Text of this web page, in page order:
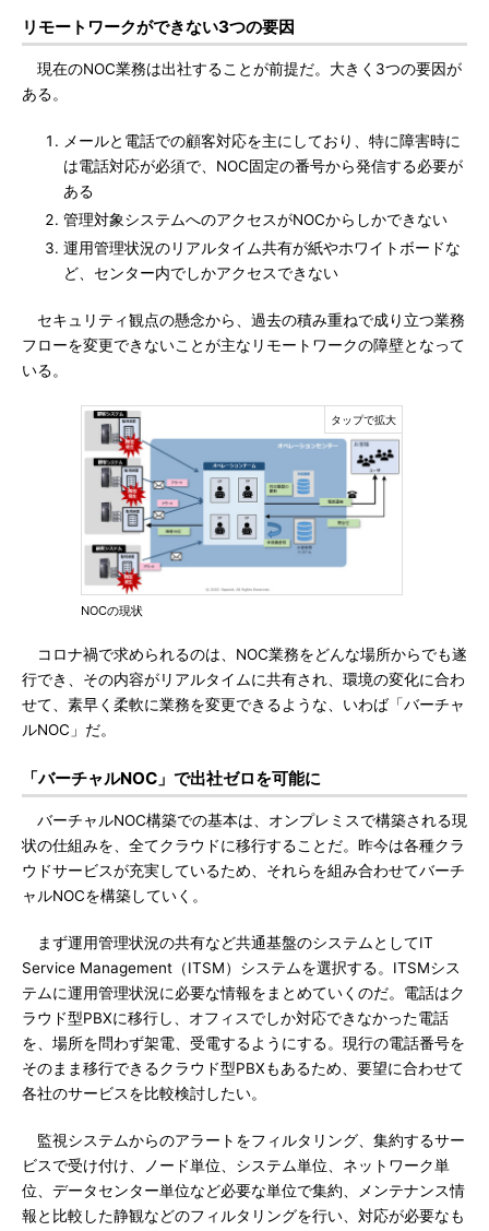
リモートワークができない3つの要因
現在のNOC業務は出社することが前提だ。大きく3つの要因が
ある。
メールと電話での顧客対応を主にしており、特に障害時に
は電話対応が必須で、NOC固定の番号から発信する必要が
ある
管理対象システムへのアクセスがNOCからしかできない
運用管理状況のリアルタイム共有が紙やホワイトボードな
ど、センター内でしかアクセスできない
セキュリティ観点の懸念から、過去の積み重ねで成り立つ業務
フローを変更できないことが主なリモートワークの障壁となって
いる。
NOCの現状
コロナ禍で求められるのは、NOC業務をどんな場所からでも遂
行でき、その内容がリアルタイムに共有され、環境の変化に合わ
せて、素早く柔軟に業務を変更できるような、いわば「バーチャ
ルNOC」だ。
「バーチャルNOC」で出社ゼロを可能に
バーチャルNOC構築での基本は、オンプレミスで構築される現
状の仕組みを、全てクラウドに移行することだ。昨今は各種クラ
ウドサービスが充実しているため、それらを組み合わせてバーチ
ャルNOCを構築していく。
まず運用管理状況の共有など共通基盤のシステムとしてIT
Service Management（ITSM）システムを選択する。ITSMシス
テムに運用管理状況に必要な情報をまとめていくのだ。電話はク
ラウド型PBXに移行し、オフィスでしか対応できなかった電話
を、場所を問わず架電、受電するようにする。現行の電話番号を
そのまま移行できるクラウド型PBXもあるため、要望に合わせて
各社のサービスを比較検討したい。
監視システムからのアラートをフィルタリング、集約するサー
ビスで受け付け、ノード単位、システム単位、ネットワーク単
位、データセンター単位など必要な単位で集約、メンテナンス情
報と比較した静観などのフィルタリングを行い、対応が必要なも